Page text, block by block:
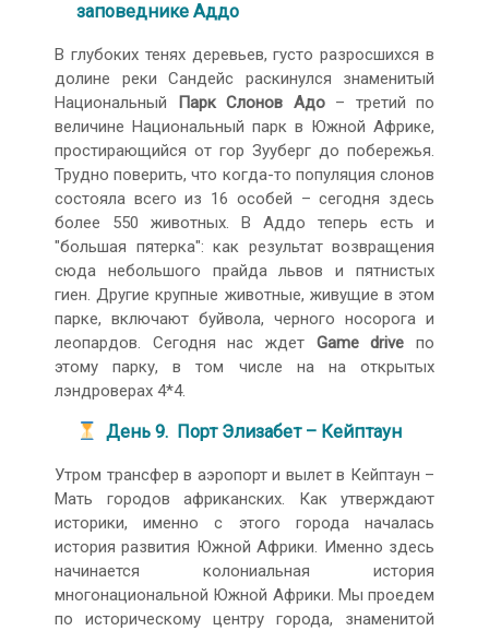
заповеднике Аддо
В глубоких тенях деревьев, густо разросшихся в
долине реки Сандейс раскинулся знаменитый
Национальный
Парк Слонов Адо– третий по
величине Национальный парк в Южной Африке,
простирающийся от гор Зууберг до побережья.
Трудно поверить, что когда-то популяция слонов
состояла всего из 16 особей – сегодня здесь
более 550 животных. В Аддо теперь есть и
"большая пятерка": как результат возвращения
сюда небольшого прайда львов и пятнистых
гиен. Другие крупные животные, живущие в этом
парке, включают буйвола, черного носорога и
леопардов. Сегодня нас ждет Game drive по
этому парку, в том числе на на открытых
лэндроверах 4*4.
День 9. Порт Элизабет – Кейптаун
Утром трансфер в аэропорт и вылет в Кейптаун –
Мать городов африканских. Как утверждают
историки, именно с этого города началась
история развития Южной Африки. Именно здесь
начинается колониальная история
многонациональной Южной Африки. Мы проедем
по историческому центру города, знаменитой